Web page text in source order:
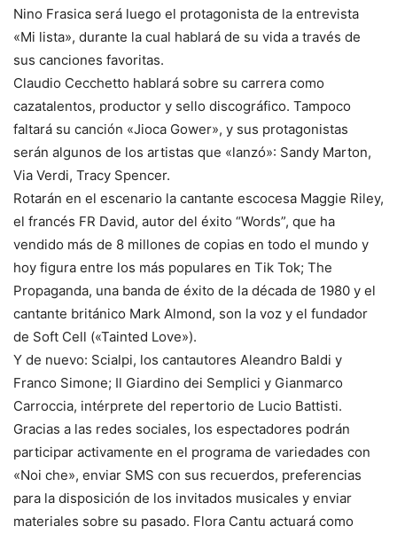
Nino Frasica será luego el protagonista de la entrevista
«Mi lista», durante la cual hablará de su vida a través de
sus canciones favoritas.
Claudio Cecchetto hablará sobre su carrera como
cazatalentos, productor y sello discográfico. Tampoco
faltará su canción «Jioca Gower», y sus protagonistas
serán algunos de los artistas que «lanzó»: Sandy Marton,
Via Verdi, Tracy Spencer.
Rotarán en el escenario la cantante escocesa Maggie Riley,
el francés FR David, autor del éxito “Words”, que ha
vendido más de 8 millones de copias en todo el mundo y
hoy figura entre los más populares en Tik Tok; The
Propaganda, una banda de éxito de la década de 1980 y el
cantante británico Mark Almond, son la voz y el fundador
de Soft Cell («Tainted Love»).
Y de nuevo: Scialpi, los cantautores Aleandro Baldi y
Franco Simone; Il Giardino dei Semplici y Gianmarco
Carroccia, intérprete del repertorio de Lucio Battisti.
Gracias a las redes sociales, los espectadores podrán
participar activamente en el programa de variedades con
«Noi che», enviar SMS con sus recuerdos, preferencias
para la disposición de los invitados musicales y enviar
materiales sobre su pasado. Flora Cantu actuará como